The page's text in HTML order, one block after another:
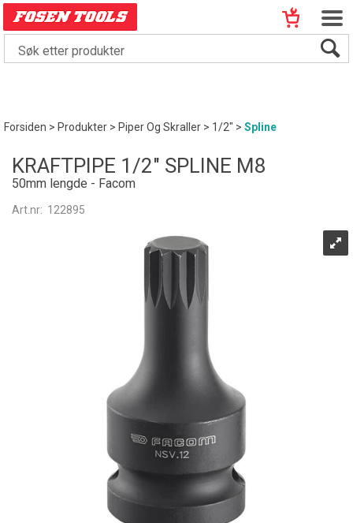
Forsiden>Produkter>Piper Og Skraller>1/2">Spline
KRAFTPIPE 1/2" SPLINE M8
50mm lengde - Facom
Art.nr: 122895